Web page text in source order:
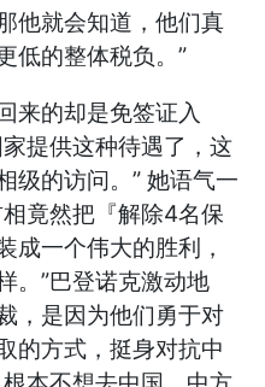
他就会知道，他们真
低的整体税负。”
来的却是免签证入
提供这种待遇了，这
级的访问。” 她语气一
竟然把『解除4名保
成一个伟大的胜利，
。”巴登诺克激动地
，是因为他们勇于对
的方式，挺身对抗中